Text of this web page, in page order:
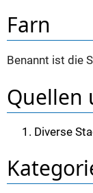
Farn
Benannt ist die
Quellen
Diverse